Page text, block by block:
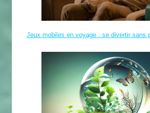
Jeux mobiles en voyage : se divertir sans